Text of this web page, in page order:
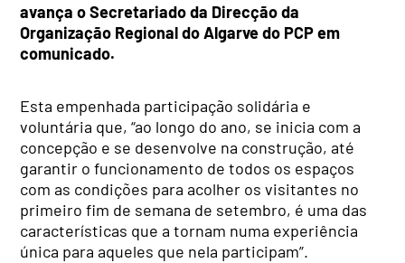
avança oSecretariado da Direcção da
Organização Regional do Algarve do PCP em
comunicado.
Esta empenhada participação solidária e
voluntária que, “ao longo do ano, se inicia com a
concepção e se desenvolve na construção, até
garantir o funcionamento de todos os espaços
com as condições para acolher os visitantes no
primeiro fim de semana de setembro, é uma das
características que a tornam numa experiência
única para aqueles que nela participam”.